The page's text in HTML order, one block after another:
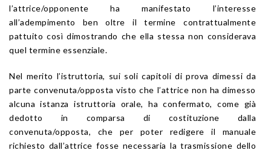
l’attrice/opponente ha manifestato l’interesse
all’adempimento ben oltre il termine contrattualmente
pattuito così dimostrando che ella stessa non considerava
quel termine essenziale.
Nel merito l’istruttoria, sui soli capitoli di prova dimessi da
parte convenuta/opposta visto che l’attrice non ha dimesso
alcuna istanza istruttoria orale, ha confermato, come già
dedotto in comparsa di costituzione dalla
convenuta/opposta, che per poter redigere il manuale
richiesto dall’attrice fosse necessaria la trasmissione dello